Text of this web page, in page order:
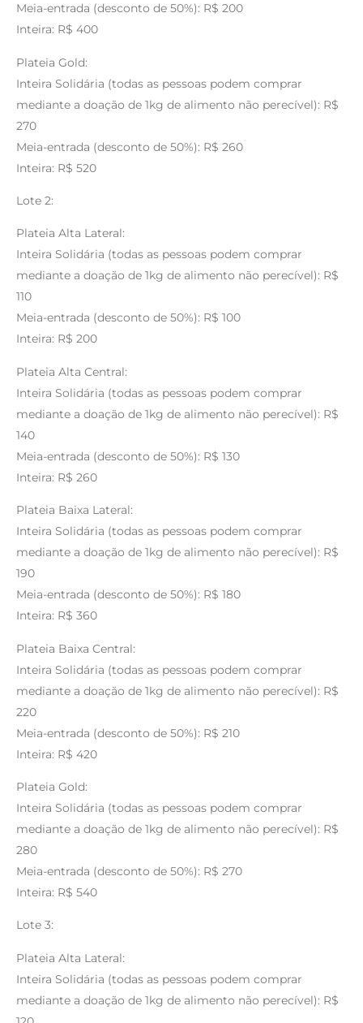
Meia-entrada (desconto de 50%): R$ 200
Inteira: R$ 400
Plateia Gold:
Inteira Solidária (todas as pessoas podem comprar
mediante a doação de 1kg de alimento não perecível): R$
270
Meia-entrada (desconto de 50%): R$ 260
Inteira: R$ 520
Lote 2:
Plateia Alta Lateral:
Inteira Solidária (todas as pessoas podem comprar
mediante a doação de 1kg de alimento não perecível): R$
110
Meia-entrada (desconto de 50%): R$ 100
Inteira: R$ 200
Plateia Alta Central:
Inteira Solidária (todas as pessoas podem comprar
mediante a doação de 1kg de alimento não perecível): R$
140
Meia-entrada (desconto de 50%): R$ 130
Inteira: R$ 260
Plateia Baixa Lateral:
Inteira Solidária (todas as pessoas podem comprar
mediante a doação de 1kg de alimento não perecível): R$
190
Meia-entrada (desconto de 50%): R$ 180
Inteira: R$ 360
Plateia Baixa Central:
Inteira Solidária (todas as pessoas podem comprar
mediante a doação de 1kg de alimento não perecível): R$
220
Meia-entrada (desconto de 50%): R$ 210
Inteira: R$ 420
Plateia Gold:
Inteira Solidária (todas as pessoas podem comprar
mediante a doação de 1kg de alimento não perecível): R$
280
Meia-entrada (desconto de 50%): R$ 270
Inteira: R$ 540
Lote 3:
Plateia Alta Lateral:
Inteira Solidária (todas as pessoas podem comprar
mediante a doação de 1kg de alimento não perecível): R$